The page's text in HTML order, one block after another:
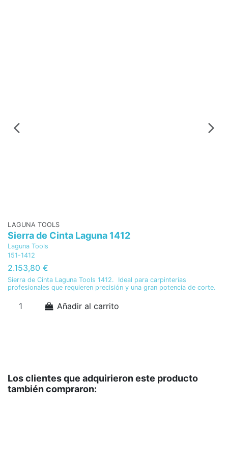
LAGUNA TOOLS
Sierra de Cinta Laguna 1412
Laguna Tools
151-1412
2.153,80 €
Sierra de Cinta Laguna Tools 1412. Ideal para carpinterías
profesionales que requieren precisión y una gran potencia de corte.
Añadir al carrito
Los clientes que adquirieron este producto
también compraron: